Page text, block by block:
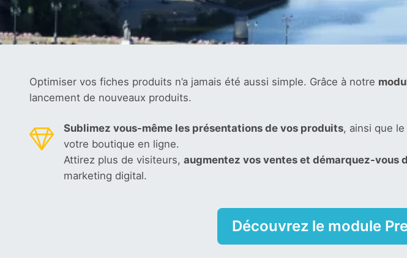
Optimiser vos fiches produits n’a jamais été aussi simple. Grâce à notre
lancement de nouveaux produits.
Sublimez vous-même les présentations de vos produits, ainsi que
votre boutique en ligne.
Attirez plus de visiteurs, augmentez vos ventes et démarquez-vous
marketing digital.
Découvrez le module